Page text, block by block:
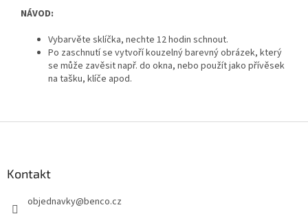
NÁVOD:
Vybarvěte sklíčka, nechte 12 hodin schnout.
Po zaschnutí se vytvoří kouzelný barevný obrázek, který
se může zavěsit např. do okna, nebo použít jako přívěsek
na tašku, klíče apod.
Kontakt
objednavky@benco.cz